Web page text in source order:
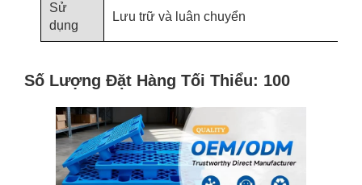
Sử
dụng
Lưu trữ và luân chuyển
Số Lượng Đặt Hàng Tối Thiểu: 100